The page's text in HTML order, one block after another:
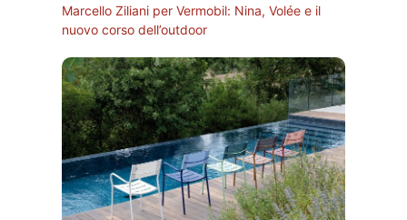
Marcello Ziliani per Vermobil: Nina, Volée e il
nuovo corso dell’outdoor